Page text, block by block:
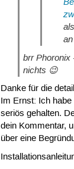
brr Phoronix
nichts 😉
Danke für die
Im Ernst: Ich
seriös gehalten.
dein Kommentar,
über eine